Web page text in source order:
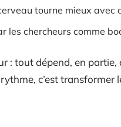
tourne mieux avec
les chercheurs comme
: tout dépend, en
c’est